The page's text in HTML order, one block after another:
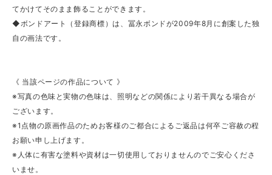
てかけてそのまま飾ることができます。
◆ボンドアート（登録商標）は、冨永ボンドが2009年8月に創案した独
自の画法です。
《 当該ページの作品について 》
※写真の色味と実物の色味は、照明などの関係により若干異なる場合が
ございます。
※1点物の原画作品のためお客様のご都合によるご返品は何卒ご容赦の程
お願い申し上げます。
※人体に有害な塗料や資材は一切使用しておりませんのでご安心くださ
いませ。